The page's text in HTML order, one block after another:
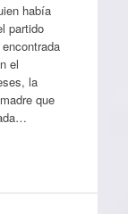
había
partido
el
la
que